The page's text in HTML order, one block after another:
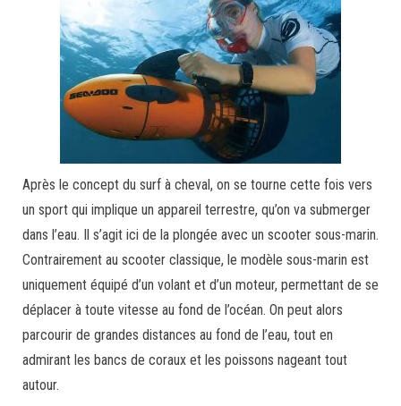
Après le concept du surf à cheval, on se tourne cette fois vers
un sport qui implique un appareil terrestre, qu’on va submerger
dans l’eau. Il s’agit ici de la plongée avec un scooter sous-marin.
Contrairement au scooter classique, le modèle sous-marin est
uniquement équipé d’un volant et d’un moteur, permettant de se
déplacer à toute vitesse au fond de l’océan. On peut alors
parcourir de grandes distances au fond de l’eau, tout en
admirant les bancs de coraux et les poissons nageant tout
autour.